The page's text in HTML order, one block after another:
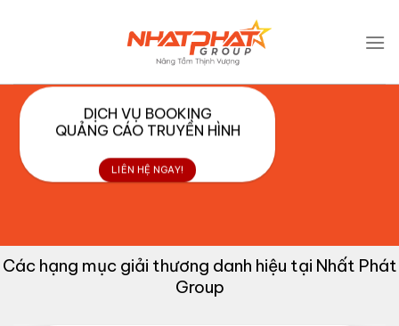
DỊCH VỤ BOOKING
QUẢNG CÁO TRUYỀN HÌNH
LIÊN HỆ NGAY!
Các hạng mục giải thương danh hiệu tại Nhất Phát
Group